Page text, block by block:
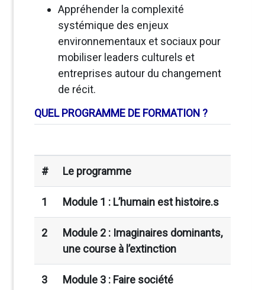
Appréhender la complexité
systémique des enjeux
environnementaux et sociaux pour
mobiliser leaders culturels et
entreprises autour du changement
de récit.
QUEL PROGRAMME DE FORMATION ?
# Le programme
1 Module 1 : L’humain est histoire.s
2 Module 2 : Imaginaires dominants,
une course à l’extinction
3 Module 3 : Faire société